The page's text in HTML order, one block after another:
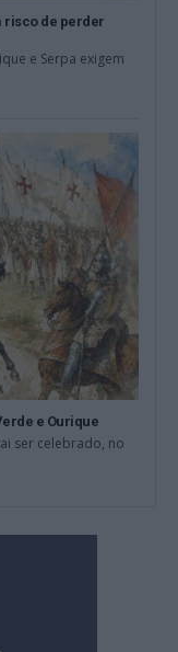
risco de perder
e Serpa exigem
e Ourique
ser celebrado, no